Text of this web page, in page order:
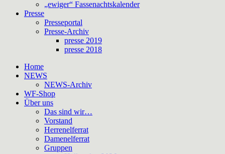
„ewiger“ Fassenachtskalender
Presse
Presseportal
Presse-Archiv
presse 2019
presse 2018
Home
NEWS
NEWS-Archiv
WF-Shop
Über uns
Das sind wir…
Vorstand
Herrenelferrat
Damenelferrat
Gruppen